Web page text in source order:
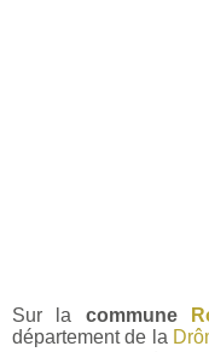
Sur la commune
département de la